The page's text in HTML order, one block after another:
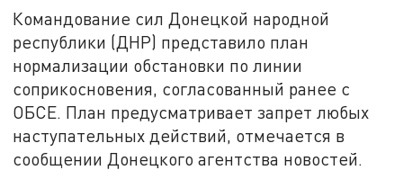
Командование сил Донецкой народной
республики (ДНР) представило план
нормализации обстановки по линии
соприкосновения, согласованный ранее с
ОБСЕ. План предусматривает запрет любых
наступательных действий, отмечается в
сообщении Донецкого агентства новостей.